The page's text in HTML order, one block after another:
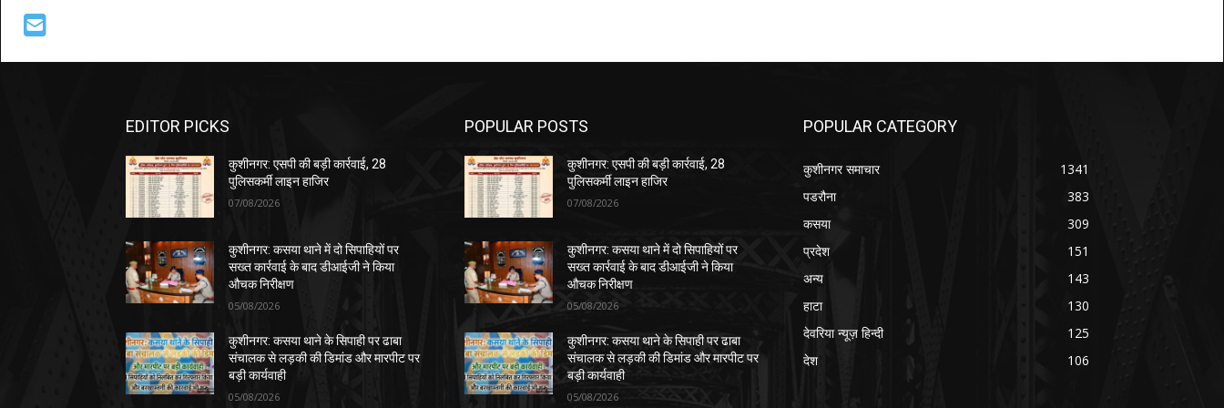
EDITOR PICKS
कुशीनगर: एसपी की बड़ी कार्रवाई, 28
पुलिसकर्मी लाइन हाजिर
07/08/2026
कुशीनगर: कसया थाने में दो सिपाहियों पर
सख्त कार्रवाई के बाद डीआईजी ने किया
औचक निरीक्षण
05/08/2026
कुशीनगर: कसया थाने के सिपाही पर ढाबा
संचालक से लड़की की डिमांड और मारपीट पर
बड़ी कार्यवाही
05/08/2026
POPULAR POSTS
कुशीनगर: एसपी की बड़ी कार्रवाई, 28
पुलिसकर्मी लाइन हाजिर
07/08/2026
कुशीनगर: कसया थाने में दो सिपाहियों पर
सख्त कार्रवाई के बाद डीआईजी ने किया
औचक निरीक्षण
05/08/2026
कुशीनगर: कसया थाने के सिपाही पर ढाबा
संचालक से लड़की की डिमांड और मारपीट पर
बड़ी कार्यवाही
05/08/2026
POPULAR CATEGORY
कुशीनगर समाचार
1341
पडरौना
383
कसया
309
प्रदेश
151
अन्य
143
हाटा
130
देवरिया न्यूज़ हिन्दी
125
देश
106